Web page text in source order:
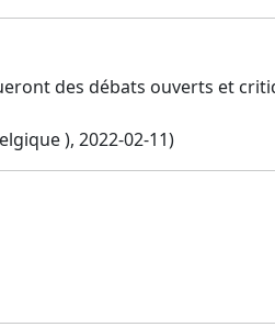
des débats ouverts et
), 2022-02-11)